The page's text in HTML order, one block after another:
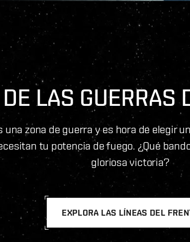
LAS GUERRAS
una zona de guerra y es hora de elegir
tu potencia de fuego. ¿Qué
gloriosa victoria?
EXPLORA LAS LÍNEAS DEL